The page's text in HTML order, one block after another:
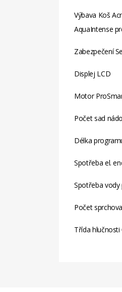
Výbava Koš
AquaIntense
Zabezpečení
Displej LCD
Motor
Počet sad
Délka
Spotřeba el.
Spotřeba vody
Počet
Třída hlučnosti